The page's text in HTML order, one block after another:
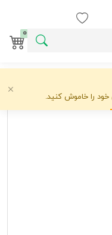
0
خود را خاموش کنید.